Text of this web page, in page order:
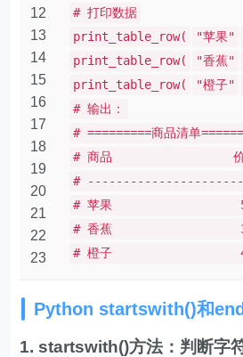
12
13
14
15
16
17
18
19
20
21
22
23
# 打印数据
print_table_row(
"苹果"
print_table_row(
"香蕉"
print_table_row(
"橙子"
# 输出：
# =========商品清单
# 商品 价
#
# 苹果
# 香蕉
# 橙子
Python startswith()和
1. startswith()方法：判断字